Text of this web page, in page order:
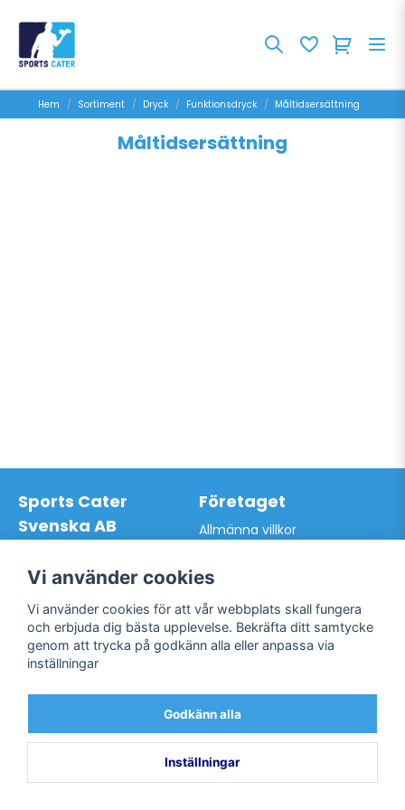
Hem Sortiment Dryck Funktionsdryck Måltidsersättning
Måltidsersättning
Sports Cater
Svenska AB
Org.nr: 559024-7762
Mail:info@sportscater.se
Företaget
Allmänna villkor
Bli kund / Logga in
Support
Allmänna villkor
Kontakta oss
Facebook
Twitter
Vi använder cookies
Vi använder cookies för att vår webbplats skall fungera
och erbjuda dig bästa upplevelse. Bekräfta ditt samtycke
genom att trycka på godkänn alla eller anpassa via
inställningar
Godkänn alla
Inställningar